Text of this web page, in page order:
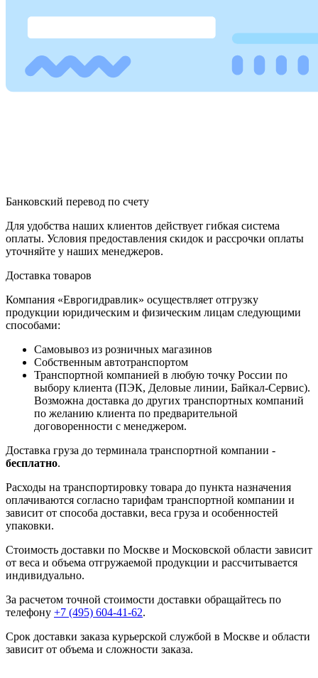
Банковский перевод по счету
Для удобства наших клиентов действует гибкая система
оплаты. Условия предоставления скидок и рассрочки оплаты
уточняйте у наших менеджеров.
Доставка товаров
Компания «Еврогидравлик» осуществляет отгрузку
продукции юридическим и физическим лицам следующими
способами:
Самовывоз из розничных магазинов
Собственным автотранспортом
Транспортной компанией в любую точку России по
выбору клиента (ПЭК, Деловые линии, Байкал-Сервис).
Возможна доставка до других транспортных компаний
по желанию клиента по предварительной
договоренности с менеджером.
Доставка груза до терминала транспортной компании -
бесплатно.
Расходы на транспортировку товара до пункта назначения
оплачиваются согласно тарифам транспортной компании и
зависит от способа доставки, веса груза и особенностей
упаковки.
Стоимость доставки по Москве и Московской области зависит
от веса и объема отгружаемой продукции и рассчитывается
индивидуально.
За расчетом точной стоимости доставки обращайтесь по
телефону +7 (495) 604-41-62.
Срок доставки заказа курьерской службой в Москве и области
зависит от объема и сложности заказа.